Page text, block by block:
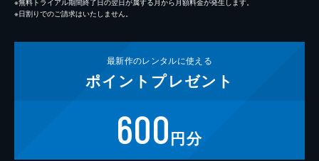
※無料トライアル期間終了日の翌日が属する月から月額料金が発生します。
※日割りでのご請求はいたしません。
最新作のレンタルに使える
ポイント プレゼント
600円分